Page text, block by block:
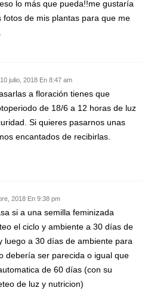
lo más que pueda!!me gustaría
fotos de mis plantas para que me
10 julio, 2018 En 8:47 am
a floración tienes que
de 18/6 a 12 horas de luz
Si quieres pasarnos unas
encantados de recibirlas.
2018 En 9:38 pm
si a una semilla feminizada
el ciclo y ambiente a 30 días de
luego a 30 días de ambiente para
debería ser parecida o igual que
de 60 días (con su
de luz y nutricion)